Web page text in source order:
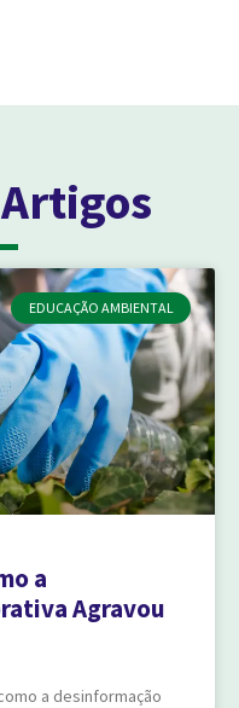
EDUCAÇÃO AMBIENTAL
a
Agravou
a desinformação